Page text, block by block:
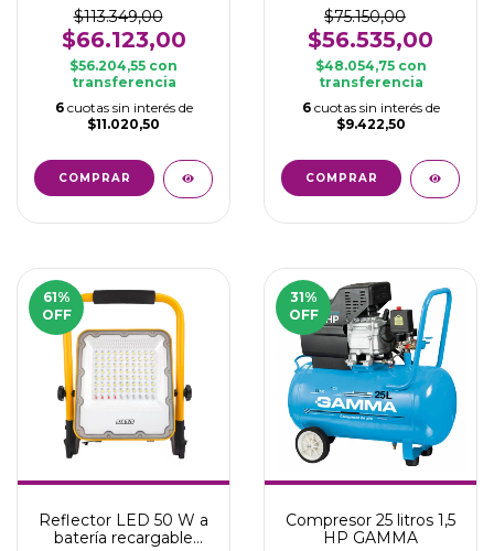
$113.349,00
$66.123,00
$56.204,55 con
transferencia
6 cuotas sin interés de
$11.020,50
A
$75.150,00
$56.535,00
$48.054,75 con
transferencia
6 cuotas sin interés de
$9.422,50
61%
OFF
Reflector LED 50 W a
batería recargable
31%
OFF
Compresor 25 litros 1,5
HP GAMMA